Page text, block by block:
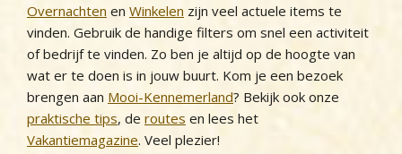
Overnachten en Winkelen zijn veel actuele items te
vinden. Gebruik de handige filters om snel een activiteit
of bedrijf te vinden. Zo ben je altijd op de hoogte van
wat er te doen is in jouw buurt. Kom je een bezoek
brengen aan Mooi-Kennemerland? Bekijk ook onze
praktische tips, de routes en lees het
Vakantiemagazine. Veel plezier!